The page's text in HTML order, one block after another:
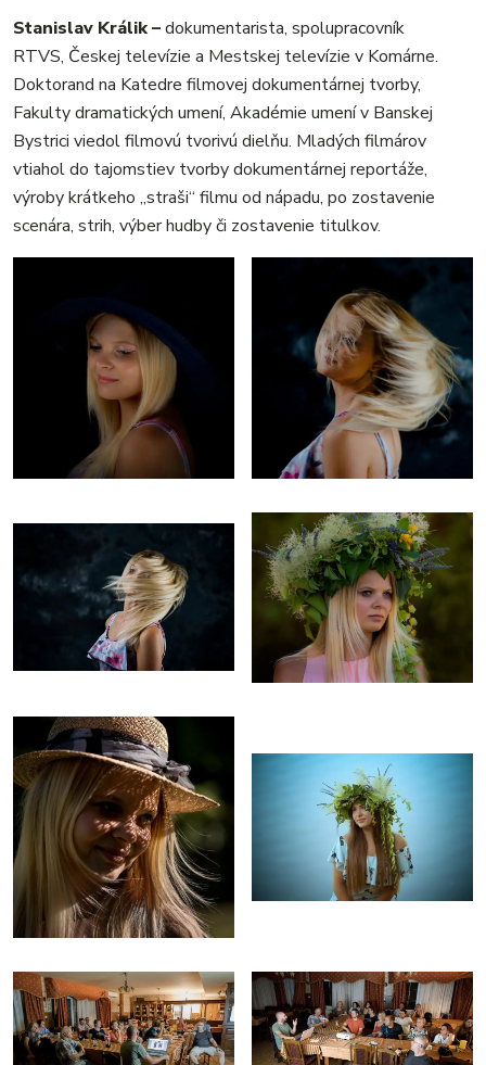
Stanislav Králik –dokumentarista, spolupracovník
RTVS, Českej televízie a Mestskej televízie v Komárne.
Doktorand na Katedre filmovej dokumentárnej tvorby,
Fakulty dramatických umení, Akadémie umení v Banskej
Bystrici viedol filmovú tvorivú dielňu. Mladých filmárov
vtiahol do tajomstiev tvorby dokumentárnej reportáže,
výroby krátkeho „straši“ filmu od nápadu, po zostavenie
scenára, strih, výber hudby či zostavenie titulkov.